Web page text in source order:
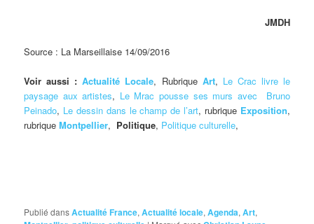
JMDH
Source : La Marseillaise 14/09/2016
Voir aussi :Actualité Locale, Rubrique Art, Le Crac livre le
paysage aux artistes, Le Mrac pousse ses murs avec Bruno
Peinado, Le dessin dans le champ de l’art, rubrique Exposition,
rubriqueMontpellier, Politique, Politique culturelle,
Publié dansActualité France,Actualité locale,Agenda,Art,